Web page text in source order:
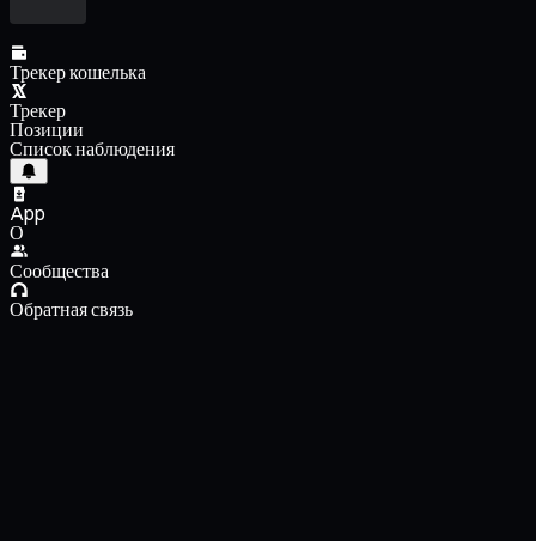
Трекер кошелька
Трекер
Позиции
Список наблюдения
App
О
Сообщества
Обратная связь